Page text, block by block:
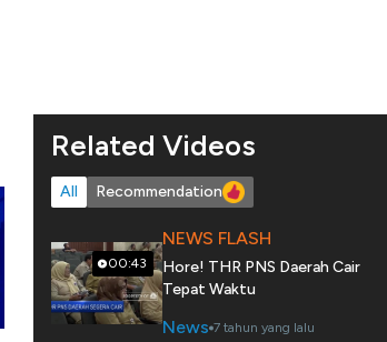
Related Videos
All Recommendation
00:43
NEWS FLASH
Hore! THR PNS Daerah Cair
Tepat Waktu
News 7 tahun yang lalu